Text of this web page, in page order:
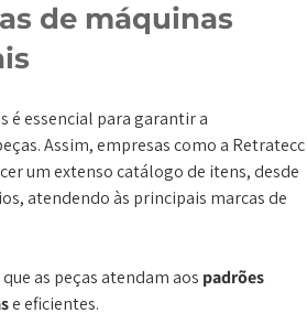
de máquinas
é essencial para garantir a
Assim, empresas como a Retratecc
um extenso catálogo de itens, desde
atendendo às principais marcas de
as peças atendam aos padrões
e eficientes.